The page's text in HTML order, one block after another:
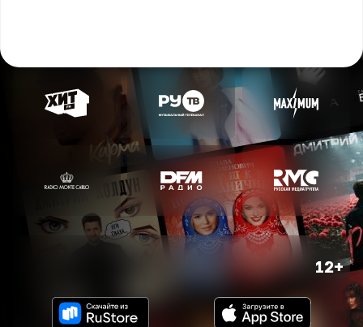
12+